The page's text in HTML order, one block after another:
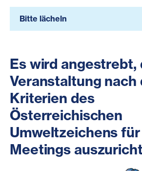
Bitte lächeln
Es wird angestrebt,
Veranstaltung nach
Kriterien des
Österreichischen
Umweltzeichens
Meetings